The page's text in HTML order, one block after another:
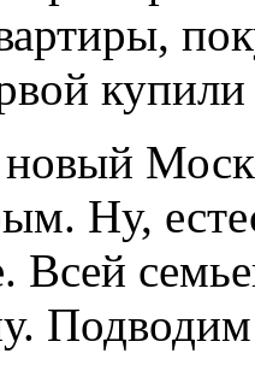
Ну,
Всей
Подводим